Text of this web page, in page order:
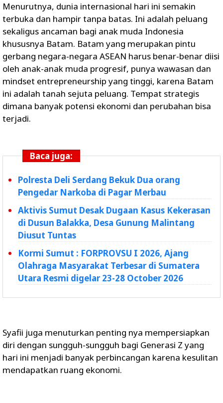
Menurutnya, dunia internasional hari ini semakin
terbuka dan hampir tanpa batas. Ini adalah peluang
sekaligus ancaman bagi anak muda Indonesia
khususnya Batam. Batam yang merupakan pintu
gerbang negara-negara ASEAN harus benar-benar diisi
oleh anak-anak muda progresif, punya wawasan dan
mindset entrepreneurship yang tinggi, karena Batam
ini adalah tanah sejuta peluang. Tempat strategis
dimana banyak potensi ekonomi dan perubahan bisa
terjadi.
Baca juga:
Polresta Deli Serdang Bekuk Dua orang
Pengedar Narkoba di Pagar Merbau
Aktivis Sumut Desak Dugaan Kasus Kekerasan
di Dusun Balakka, Desa Gunung Malintang
Diusut Tuntas
Kormi Sumut : FORPROVSU I 2026, Ajang
Olahraga Masyarakat Terbesar di Sumatera
Utara Resmi digelar 23-28 October 2026
Syafii juga menuturkan penting nya mempersiapkan
diri dengan sungguh-sungguh bagi Generasi Z yang
hari ini menjadi banyak perbincangan karena kesulitan
mendapatkan ruang ekonomi.